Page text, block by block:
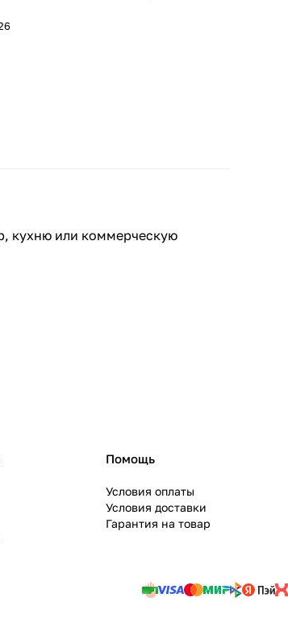
кухню или коммерческую
Помощь
Условия оплаты
Условия доставки
Гарантия на товар